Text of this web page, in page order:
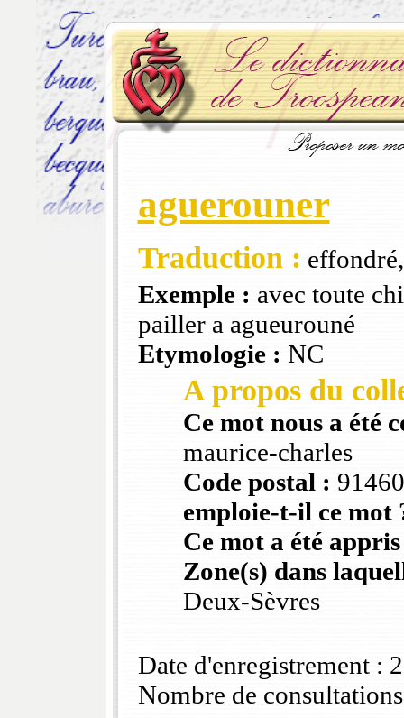
aguerouner
Traduction :
Exemple : avec toute
pailler a agueurouné
Etymologie : NC
A propos du
Ce mot nous a été
maurice-charles
Code postal :
emploie-t-il ce mot
Ce mot a été
Zone(s) dans
Deux-Sèvres
Date d'enregistrement :
Nombre de